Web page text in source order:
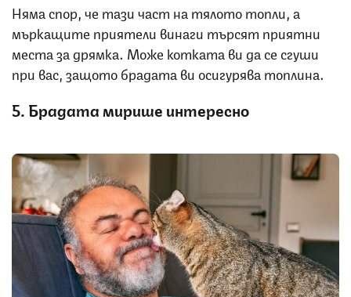
Няма спор, че тази част на тялото топли, а
мъркащите приятели винаги търсят приятни
места за дрямка. Може котката ви да се сгуши
при вас, защото брадата ви осигурява топлина.
5. Брадата мирише интересно